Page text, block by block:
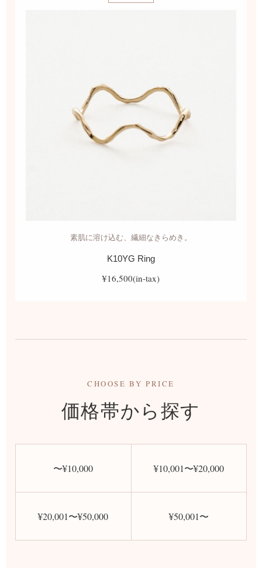
素肌に溶け込む、繊細なきらめき。
K10YG Ring
¥16,500(in-tax)
CHOOSE BY PRICE
価格帯から探す
〜¥10,000 ¥10,001〜¥20,000
¥20,001〜¥50,000 ¥50,001〜